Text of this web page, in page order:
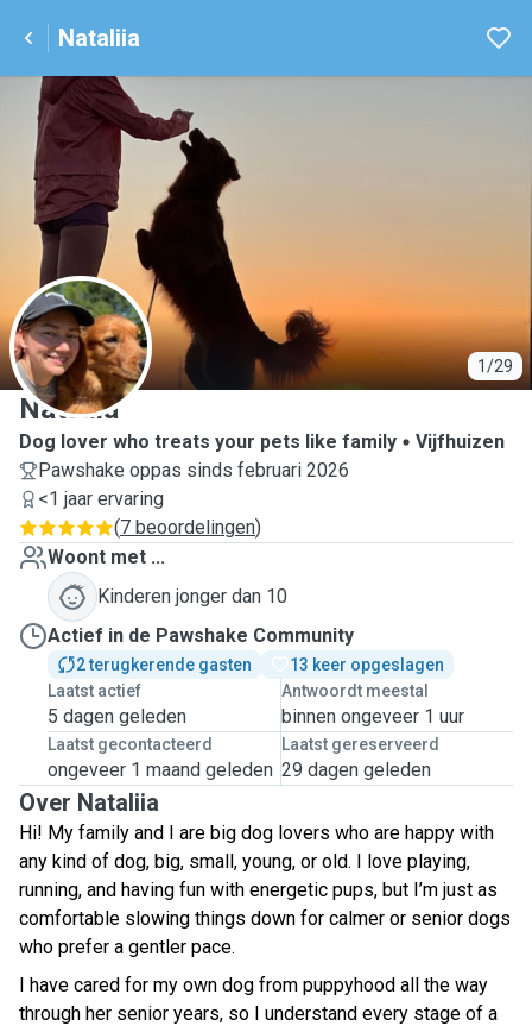
Nataliia
1/29
N
Nataliia
Dog lover who treats your pets like family
Vijfhuizen
Pawshake oppas sinds februari 2026
<1 jaar ervaring
(7 beoordelingen)
Woont met ...
Kinderen jonger dan 10
Actief in de Pawshake Community
2 terugkerende gasten
13 keer opgeslagen
Laatst actief
5 dagen geleden
Antwoordt meestal
binnen ongeveer 1 uur
Laatst gecontacteerd
ongeveer 1 maand geleden
Laatst gereserveerd
29 dagen geleden
Over Nataliia
Hi! My family and I are big dog lovers who are happy with
any kind of dog, big, small, young, or old. I love playing,
running, and having fun with energetic pups, but I’m just as
comfortable slowing things down for calmer or senior dogs
who prefer a gentler pace.
I have cared for my own dog from puppyhood all the way
through her senior years, so I understand every stage of a